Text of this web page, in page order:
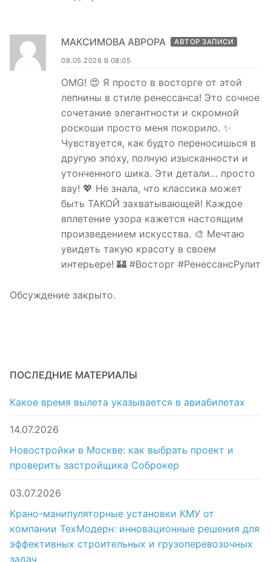
МАКСИМОВА АВРОРА АВТОР ЗАПИСИ
08.05.2026 В 08:05
OMG! 😍 Я просто в восторге от этой
лепнины в стиле ренессанса! Это сочное
сочетание элегантности и скромной
роскоши просто меня покорило. ✨
Чувствуется, как будто переносишься в
другую эпоху, полную изысканности и
утонченного шика. Эти детали… просто
вау! 💖 Не знала, что классика может
быть ТАКОЙ захватывающей! Каждое
вплетение узора кажется настоящим
произведением искусства. 🎨 Мечтаю
увидеть такую красоту в своем
интерьере! 🏰 #Восторг #РенессансРулит
Обсуждение закрыто.
ПОСЛЕДНИЕ МАТЕРИАЛЫ
Какое время вылета указывается в авиабилетах
14.07.2026
Новостройки в Москве: как выбрать проект и
проверить застройщика Соброкер
03.07.2026
Крано-манипуляторные установки КМУ от
компании ТехМодерн: инновационные решения для
эффективных строительных и грузоперевозочных
задач